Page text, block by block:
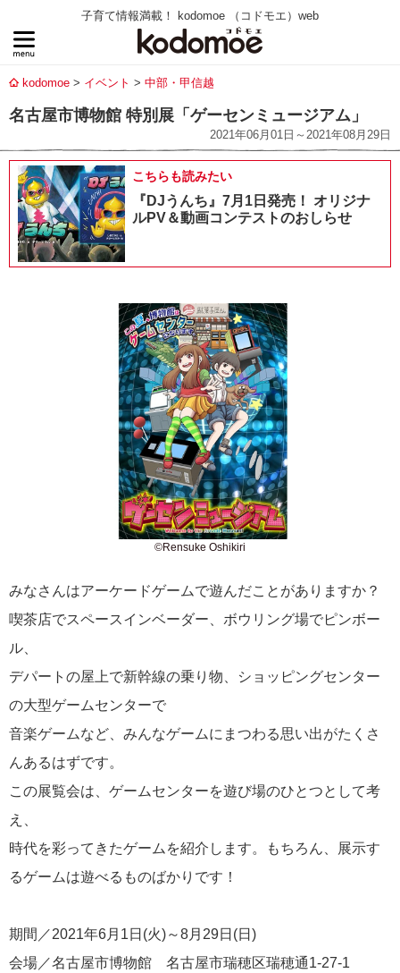
子育て情報満載！ kodomoe （コドモエ）web
kodomoe イベント 中部・甲信越
名古屋市博物館 特別展「ゲーセンミュージアム」
2021年06月01日～2021年08月29日
こちらも読みたい
『DJうんち』7月1日発売！ オリジナ
ルPV＆動画コンテストのおしらせ
©Rensuke Oshikiri
みなさんはアーケードゲームで遊んだことがありますか？
喫茶店でスペースインベーダー、ボウリング場でピンボー
ル、
デパートの屋上で新幹線の乗り物、ショッピングセンター
の大型ゲームセンターで
音楽ゲームなど、みんなゲームにまつわる思い出がたくさ
んあるはずです。
この展覧会は、ゲームセンターを遊び場のひとつとして考
え、
時代を彩ってきたゲームを紹介します。もちろん、展示す
るゲームは遊べるものばかりです！
期間／2021年6月1日(火)～8月29日(日)
会場／名古屋市博物館 名古屋市瑞穂区瑞穂通1-27-1